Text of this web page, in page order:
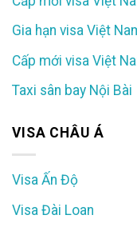
Gia hạn visa Việt
Cấp mới visa Việt
Taxi sân bay Nội Bài
VISA CHÂU Á
Visa Ấn Độ
Visa Đài Loan